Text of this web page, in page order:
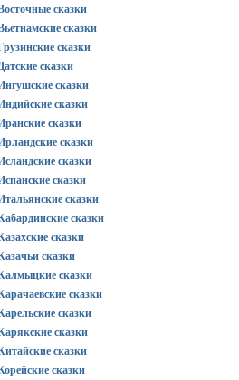
сказки
сказки
сказки
сказки
сказки
сказки
сказки
сказки
сказки
сказки
сказки
сказки
сказки
сказки
сказки
сказки
сказки
сказки
сказки
сказки